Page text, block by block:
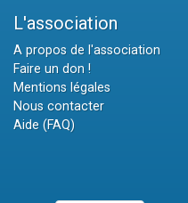
L'association
A propos de l'association
Faire un don !
Mentions légales
Nous contacter
Aide (FAQ)